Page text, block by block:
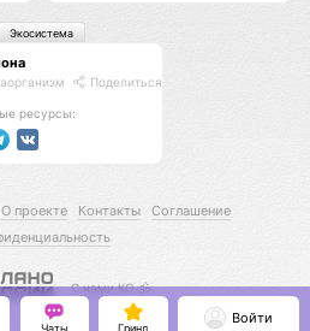
Поделиться
ресурсы:
Экосистема
О проекте Контакты
Соглашение
С нами КО 🕉️
Чаты Гринд
Войти